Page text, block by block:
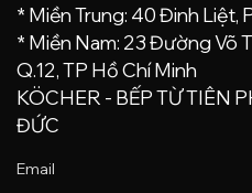
* Miền Trung: 40 Đinh Liệt,
* Miền Nam: 23 Đường Võ
Q.12, TP Hồ Chí Minh
KÖCHER - BẾP TỪ TIÊN
ĐỨC
Email